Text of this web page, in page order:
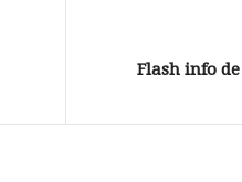
Flash info